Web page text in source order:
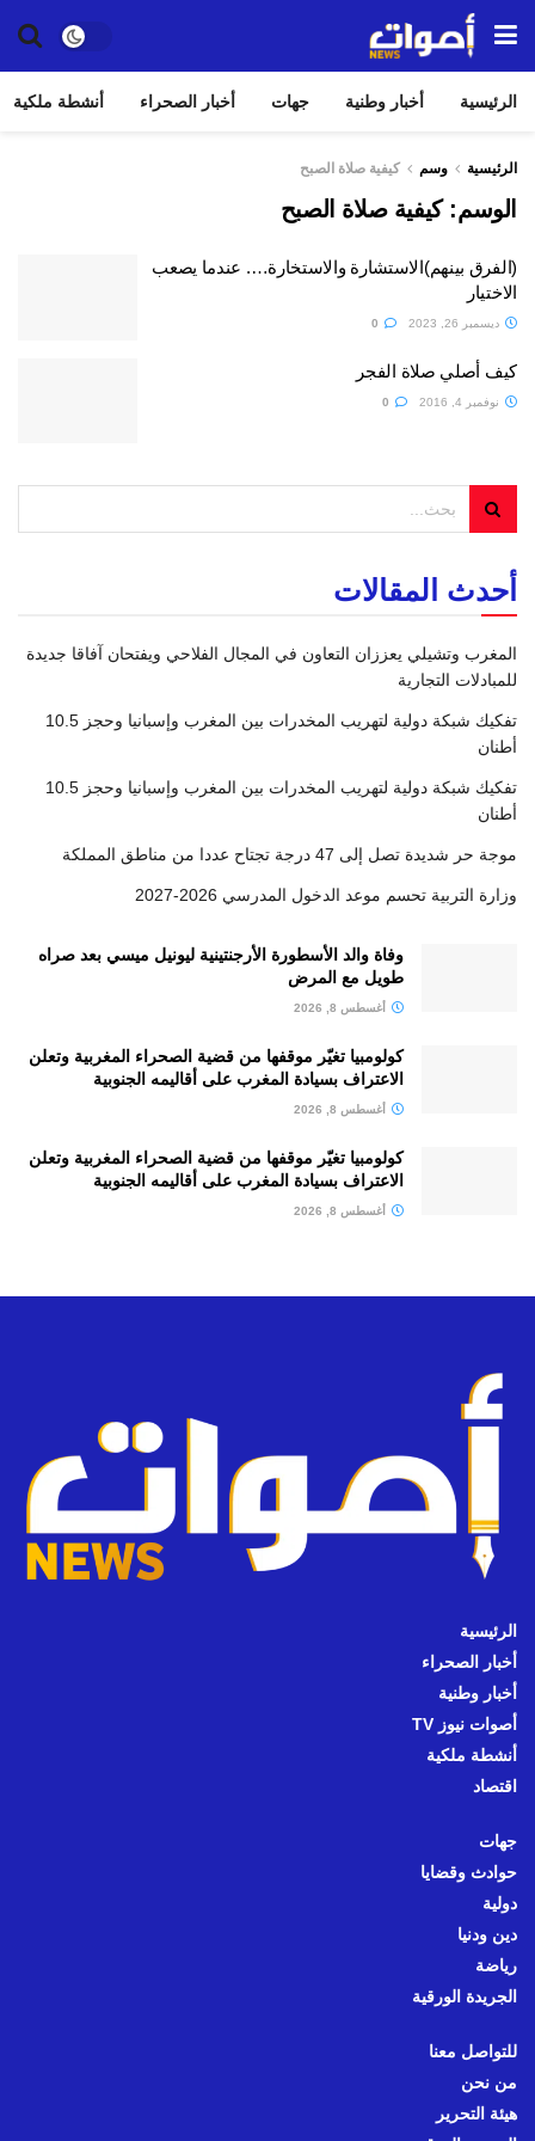
الرئيسية أخبار وطنية جهات أخبار الصحراء أنشطة ملكية
الرئيسية وسم كيفية صلاة الصبح
الوسم:كيفية صلاة الصبح
(الفرق بينهم)الاستشارة والاستخارة…. عندما يصعب
الاختيار
ديسمبر 26, 2023
كيف أصلي صلاة الفجر
نوفمبر 4, 2016
أحدث المقالات
المغرب وتشيلي يعززان التعاون في المجال الفلاحي ويفتحان آفاقا جديدة
للمبادلات التجارية
تفكيك شبكة دولية لتهريب المخدرات بين المغرب وإسبانيا وحجز 10.5
أطنان
تفكيك شبكة دولية لتهريب المخدرات بين المغرب وإسبانيا وحجز 10.5
أطنان
موجة حر شديدة تصل إلى 47 درجة تجتاح عددا من مناطق المملكة
وزارة التربية تحسم موعد الدخول المدرسي 2026-2027
وفاة والد الأسطورة الأرجنتينية ليونيل ميسي بعد صراه
طويل مع المرض
أغسطس 8, 2026
كولومبيا تغيّر موقفها من قضية الصحراء المغربية وتعلن
الاعتراف بسيادة المغرب على أقاليمه الجنوبية
أغسطس 8, 2026
كولومبيا تغيّر موقفها من قضية الصحراء المغربية وتعلن
الاعتراف بسيادة المغرب على أقاليمه الجنوبية
أغسطس 8, 2026
الرئيسية
أخبار الصحراء
أخبار وطنية
أصوات نيوز TV
أنشطة ملكية
اقتصاد
جهات
حوادث وقضايا
دولية
دين ودنيا
رياضة
الجريدة الورقية
للتواصل معنا
من نحن
هيئة التحرير